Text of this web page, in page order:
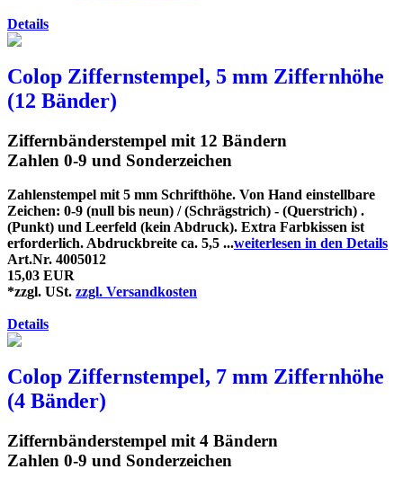
Details
Colop Ziffernstempel, 5 mm Ziffernhöhe
(12 Bänder)
Ziffernbänderstempel mit 12 Bändern
Zahlen 0-9 und Sonderzeichen
Zahlenstempel mit 5 mm Schrifthöhe. Von Hand einstellbare
Zeichen: 0-9 (null bis neun) / (Schrägstrich) - (Querstrich) .
(Punkt) und Leerfeld (kein Abdruck). Extra Farbkissen ist
erforderlich. Abdruckbreite ca. 5,5 ...weiterlesen in den Details
Art.Nr. 4005012
15,03 EUR
*zzgl. USt. zzgl. Versandkosten
Details
Colop Ziffernstempel, 7 mm Ziffernhöhe
(4 Bänder)
Ziffernbänderstempel mit 4 Bändern
Zahlen 0-9 und Sonderzeichen